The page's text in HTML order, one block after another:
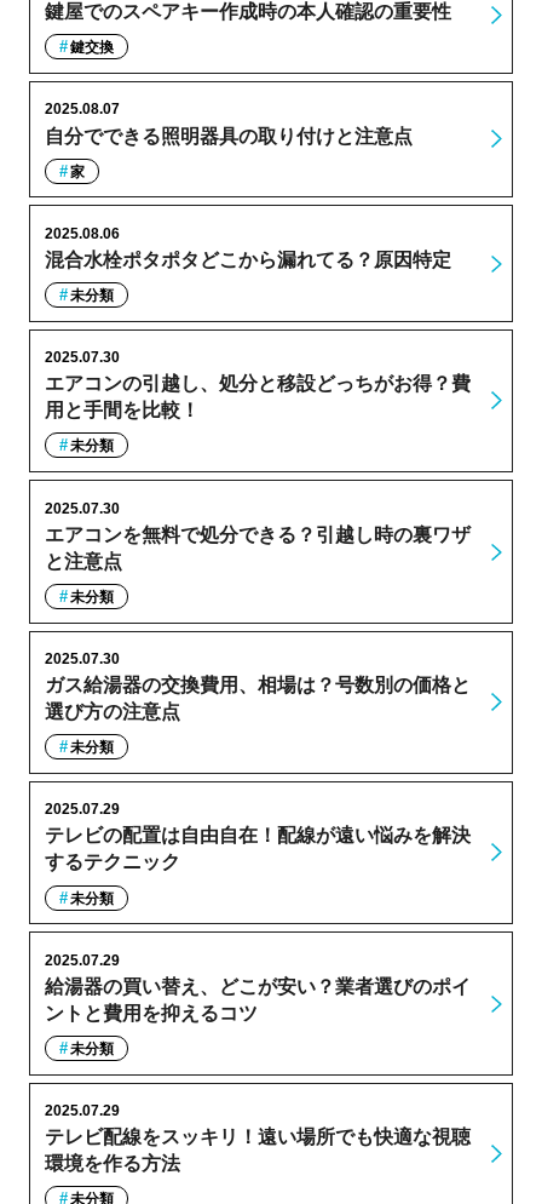
鍵屋でのスペアキー作成時の本人確認の重要性
鍵交換
自分でできる照明器具の取り付けと注意点
2025.08.07
家
混合水栓ポタポタどこから漏れてる？原因特定
2025.08.06
未分類
エアコンの引越し、処分と移設どっちがお得？費
用と手間を比較！
2025.07.30
未分類
エアコンを無料で処分できる？引越し時の裏ワザ
と注意点
2025.07.30
未分類
ガス給湯器の交換費用、相場は？号数別の価格と
選び方の注意点
2025.07.30
未分類
テレビの配置は自由自在！配線が遠い悩みを解決
するテクニック
2025.07.29
未分類
給湯器の買い替え、どこが安い？業者選びのポイ
ントと費用を抑えるコツ
2025.07.29
未分類
テレビ配線をスッキリ！遠い場所でも快適な視聴
環境を作る方法
2025.07.29
未分類